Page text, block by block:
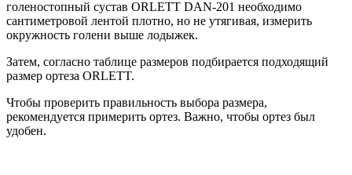
голеностопный сустав ORLETT DAN-201 необходимо
сантиметровой лентой плотно, но не утягивая, измерить
окружность голени выше лодыжек.
Затем, согласно таблице размеров подбирается подходящий
размер ортеза ORLETT.
Чтобы проверить правильность выбора размера,
рекомендуется примерить ортез. Важно, чтобы ортез был
удобен.